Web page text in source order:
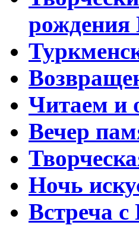
Читаем и
Вечер
Ночь
Встреча